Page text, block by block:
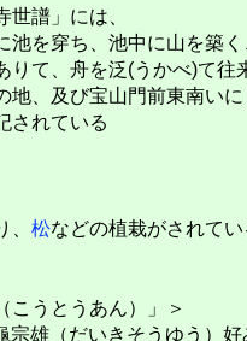
譜」には、
を穿ち、池中に山を築く
りて、舟を泛(うかべ)て往
、及び宝山門前東南いに
されている
松などの植栽がされてい
こうとうあん）」＞
雄（だいきそうゆう）好